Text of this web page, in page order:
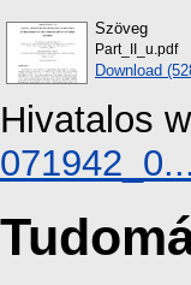
Szöveg
Part_II_u.pdf
Download
Hivatalos
071942_0...